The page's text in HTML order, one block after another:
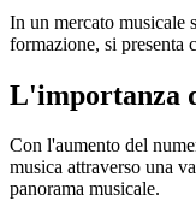
In un mercato musicale
formazione, si presenta
L'importanza
Con l'aumento del
musica attraverso una
panorama musicale.